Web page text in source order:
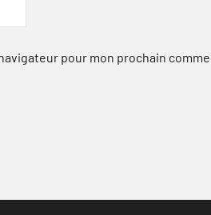
pour mon prochain